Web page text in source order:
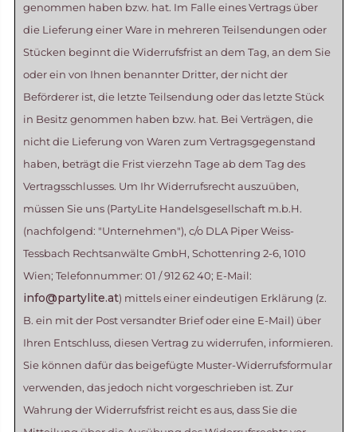
genommen haben bzw. hat. Im Falle eines Vertrags über
die Lieferung einer Ware in mehreren Teilsendungen oder
Stücken beginnt die Widerrufsfrist an dem Tag, an dem Sie
oder ein von Ihnen benannter Dritter, der nicht der
Beförderer ist, die letzte Teilsendung oder das letzte Stück
in Besitz genommen haben bzw. hat. Bei Verträgen, die
nicht die Lieferung von Waren zum Vertragsgegenstand
haben, beträgt die Frist vierzehn Tage ab dem Tag des
Vertragsschlusses. Um Ihr Widerrufsrecht auszuüben,
müssen Sie uns (PartyLite Handelsgesellschaft m.b.H.
(nachfolgend: "Unternehmen"), c/o DLA Piper Weiss-
Tessbach Rechtsanwälte GmbH, Schottenring 2-6, 1010
Wien; Telefonnummer: 01 / 912 62 40; E-Mail:
info@partylite.at) mittels einer eindeutigen Erklärung (z.
B. ein mit der Post versandter Brief oder eine E-Mail) über
Ihren Entschluss, diesen Vertrag zu widerrufen, informieren.
Sie können dafür das beigefügte Muster-Widerrufsformular
verwenden, das jedoch nicht vorgeschrieben ist. Zur
Wahrung der Widerrufsfrist reicht es aus, dass Sie die